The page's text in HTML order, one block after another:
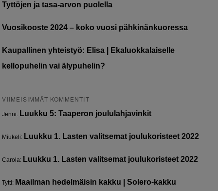
Tyttöjen ja tasa-arvon puolella
Vuosikooste 2024 – koko vuosi pähkinänkuoressa
Kaupallinen yhteistyö: Elisa | Ekaluokkalaiselle
kellopuhelin vai älypuhelin?
VIIMEISIMMÄT KOMMENTIT
Jenni: Luukku 5: Taaperon joululahjavinkit
Miukeli: Luukku 1. Lasten valitsemat joulukoristeet 2022
Carola: Luukku 1. Lasten valitsemat joulukoristeet 2022
Tytti: Maailman hedelmäisin kakku | Solero-kakku